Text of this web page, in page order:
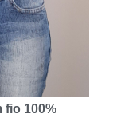
fio 100%